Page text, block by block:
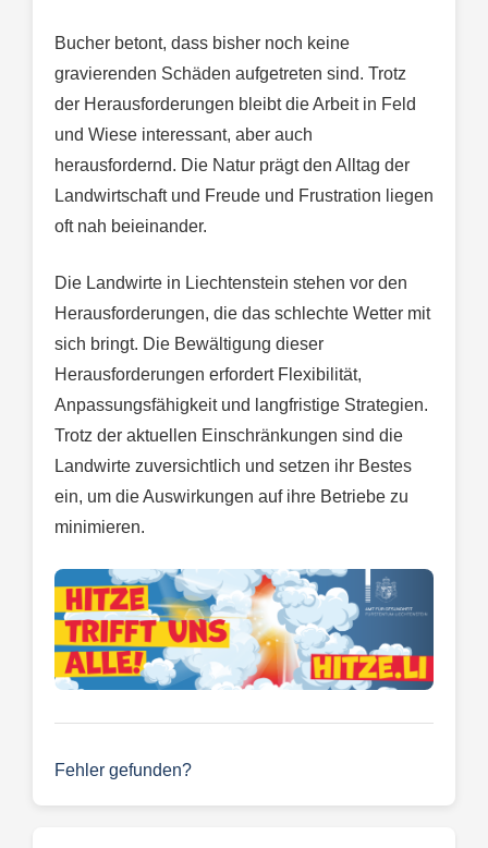
Bucher betont, dass bisher noch keine
gravierenden Schäden aufgetreten sind. Trotz
der Herausforderungen bleibt die Arbeit in Feld
und Wiese interessant, aber auch
herausfordernd. Die Natur prägt den Alltag der
Landwirtschaft und Freude und Frustration liegen
oft nah beieinander.
Die Landwirte in Liechtenstein stehen vor den
Herausforderungen, die das schlechte Wetter mit
sich bringt. Die Bewältigung dieser
Herausforderungen erfordert Flexibilität,
Anpassungsfähigkeit und langfristige Strategien.
Trotz der aktuellen Einschränkungen sind die
Landwirte zuversichtlich und setzen ihr Bestes
ein, um die Auswirkungen auf ihre Betriebe zu
minimieren.
Fehler gefunden?